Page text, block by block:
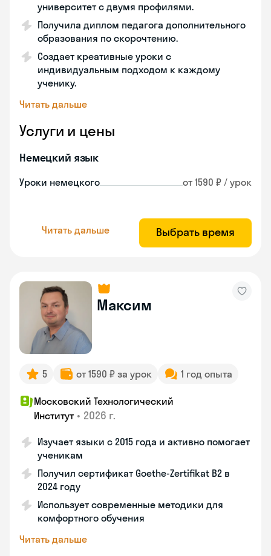
университет с двумя профилями.
Получила диплом педагога дополнительного
образования по скорочтению.
Создает креативные уроки с
индивидуальным подходом к каждому
ученику.
Читать дальше
Услуги и цены
Немецкий язык
Уроки немецкого от 1590 ₽ / урок
Читать дальше Выбрать время
Максим
5 от 1590 ₽ за урок 1 год опыта
Московский Технологический
Институт • 2026 г.
Изучает языки с 2015 года и активно помогает
ученикам
Получил сертификат Goethe-Zertifikat B2 в
2024 году
Использует современные методики для
комфортного обучения
Читать дальше